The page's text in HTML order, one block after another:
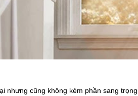
nhưng cũng không kém phần sang trọng.